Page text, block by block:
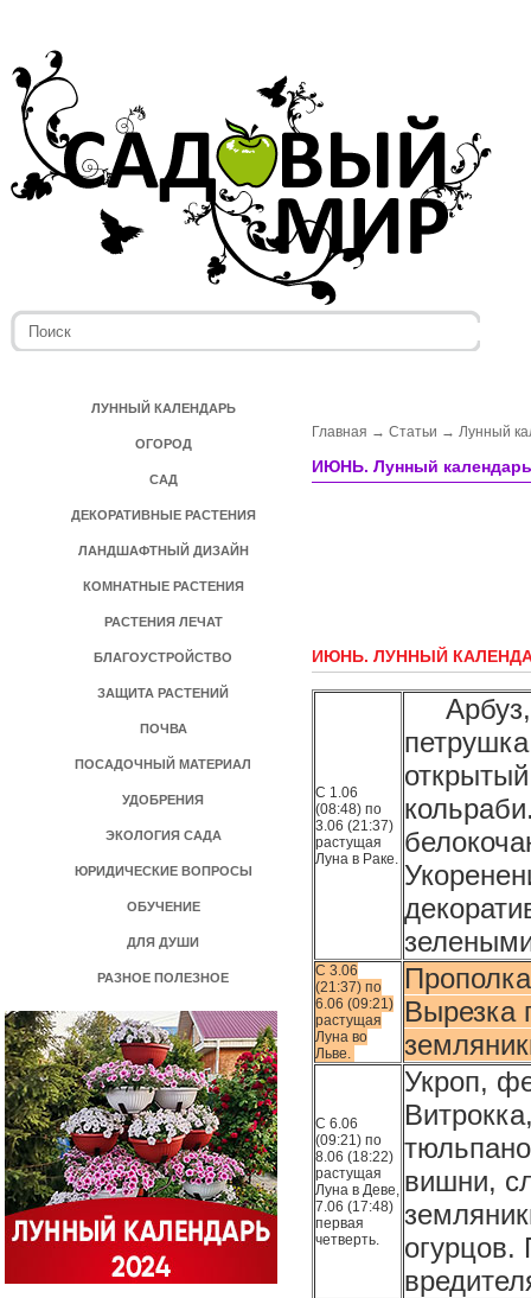
ЛУННЫЙ КАЛЕНДАРЬ
ОГОРОД
САД
ДЕКОРАТИВНЫЕ РАСТЕНИЯ
ЛАНДШАФТНЫЙ ДИЗАЙН
КОМНАТНЫЕ РАСТЕНИЯ
РАСТЕНИЯ ЛЕЧАТ
БЛАГОУСТРОЙСТВО
ЗАЩИТА РАСТЕНИЙ
ПОЧВА
ПОСАДОЧНЫЙ МАТЕРИАЛ
УДОБРЕНИЯ
ЭКОЛОГИЯ САДА
ЮРИДИЧЕСКИЕ ВОПРОСЫ
ОБУЧЕНИЕ
ДЛЯ ДУШИ
РАЗНОЕ ПОЛЕЗНОЕ
Главная → Статьи → Лунный
ИЮНЬ. Лунный
ИЮНЬ. ЛУННЫЙ
С 1.06
(08:48) по
3.06 (21:37)
растущая
Луна в Раке.
Арбуз,
С 3.06
(21:37) по
6.06 (09:21)
растущая
Луна во
Льве.
Вырезка
С 6.06
(09:21) по
8.06 (18:22)
растущая
Луна в Деве,
7.06 (17:48)
первая
четверть.
Укроп,
вишни,
огурцов.